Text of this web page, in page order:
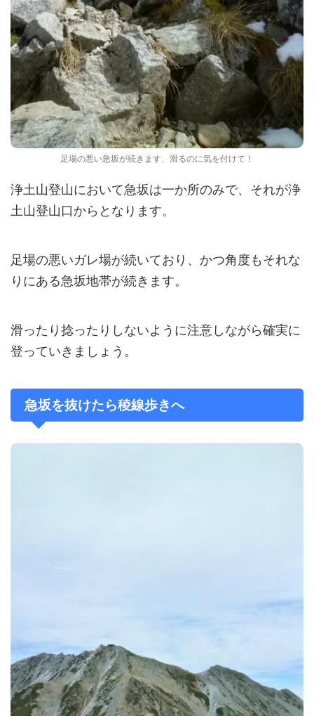
足場の悪い急坂が続きます、滑るのに気を付けて！
浄土山登山において急坂は一か所のみで、それが浄
土山登山口からとなります。
足場の悪いガレ場が続いており、かつ角度もそれな
りにある急坂地帯が続きます。
滑ったり捻ったりしないように注意しながら確実に
登っていきましょう。
急坂を抜けたら稜線歩きへ